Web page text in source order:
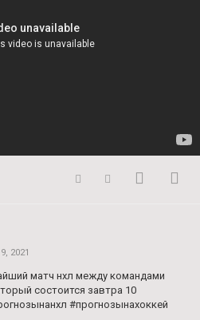
2021
матч нхл между командами
состоится завтра 10
#прогнозынахоккей